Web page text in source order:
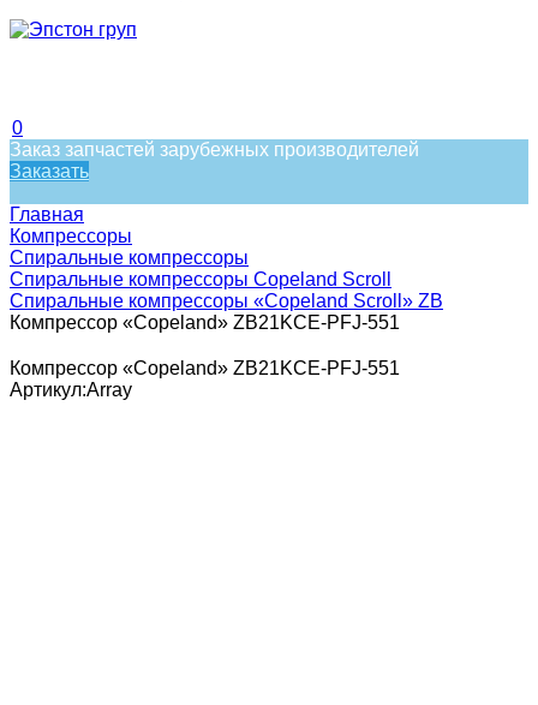
0
Заказ запчастей зарубежных производителей
Заказать
Главная
Компрессоры
Спиральные компрессоры
Спиральные компрессоры Copeland Scroll
Спиральные компрессоры «Copeland Scroll» ZB
Компрессор «Copeland» ZB21KCE-PFJ-551
Компрессор «Copeland» ZB21KCE-PFJ-551
Артикул:Array